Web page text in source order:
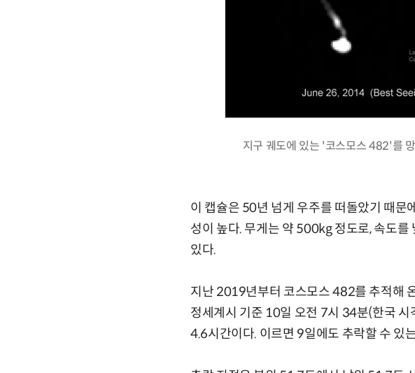
지구 궤도에 있는 '코스모스 482'를
이 캡슐은 50년 넘게 우주를 떠돌았기 때문
성이 높다. 무게는 약 500kg 정도로, 속도
있다.
지난 2019년부터 코스모스 482를 추적해
정세계시 기준 10일 오전 7시 34분(한국
4.6시간이다. 이르면 9일에도 추락할 수 있